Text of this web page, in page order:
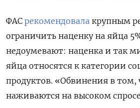
ФАС рекомендовала крупным
ограничить наценку на яйца
недоумевают: наценка и так
яйца относятся к категории
продуктов. «Обвинения в том,
наживаются на высоком